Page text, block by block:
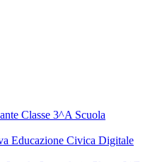
Classe 3^A Scuola
Educazione Civica Digitale